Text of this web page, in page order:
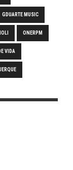
GDUARTE MUSIC
ONERPM
VIDA